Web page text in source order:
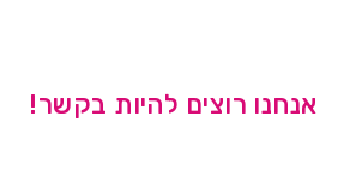
אנחנו רוצים להיות בקשר!